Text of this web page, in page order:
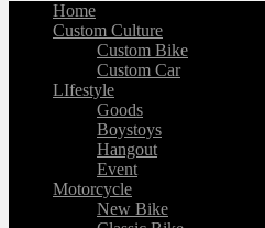
Home
Custom Culture
Custom Bike
Custom Car
LIfestyle
Goods
Boystoys
Hangout
Event
Motorcycle
New Bike